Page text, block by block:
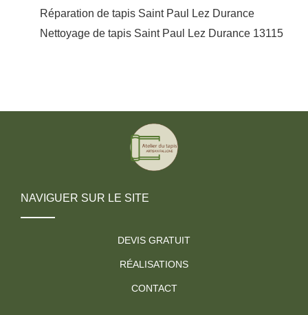
Réparation de tapis Saint Paul Lez Durance
Nettoyage de tapis Saint Paul Lez Durance 13115
NAVIGUER SUR LE SITE
DEVIS GRATUIT
RÉALISATIONS
CONTACT